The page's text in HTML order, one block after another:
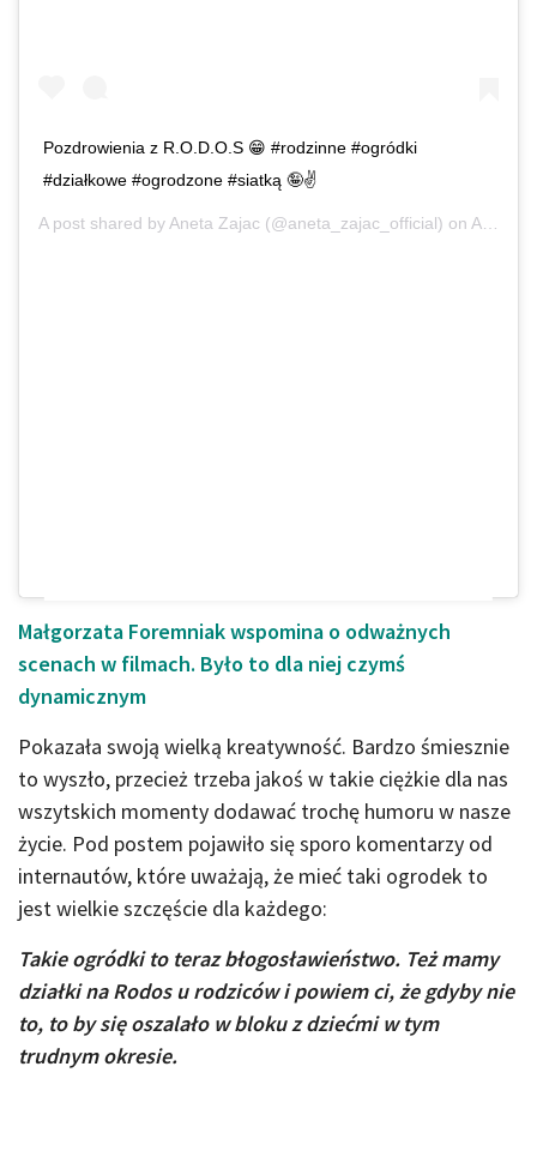
Pozdrowienia z R.O.D.O.S 😁 #rodzinne #ogródki
#działkowe #ogrodzone #siatką 🤪✌️
A post shared by Aneta Zajac (@aneta_zajac_official) on Apr 25, 2020 at 10:42am PDT
Małgorzata Foremniak wspomina o odważnych
scenach w filmach. Było to dla niej czymś
dynamicznym
Pokazała swoją wielką kreatywność. Bardzo śmiesznie
to wyszło, przecież trzeba jakoś w takie ciężkie dla nas
wszytskich momenty dodawać trochę humoru w nasze
życie. Pod postem pojawiło się sporo komentarzy od
internautów, które uważają, że mieć taki ogrodek to
jest wielkie szczęście dla każdego:
Takie ogródki to teraz błogosławieństwo. Też mamy
działki na Rodos u rodziców i powiem ci, że gdyby nie
to, to by się oszalało w bloku z dziećmi w tym
trudnym okresie.